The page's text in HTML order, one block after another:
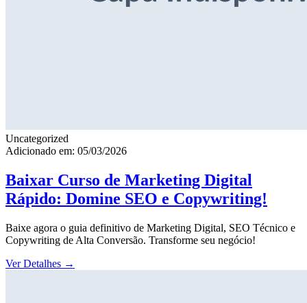
Uncategorized
Adicionado em: 05/03/2026
Baixar Curso de Marketing Digital
Rápido: Domine SEO e Copywriting!
Baixe agora o guia definitivo de Marketing Digital, SEO Técnico e
Copywriting de Alta Conversão. Transforme seu negócio!
Ver Detalhes →